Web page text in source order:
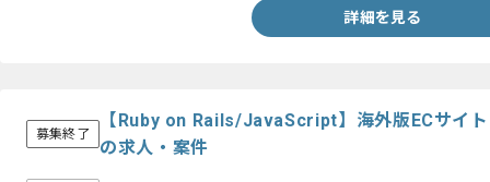
詳細を見る
募集終了
【Ruby on Rails/JavaScript】海外版ECサイ
の求人・案件